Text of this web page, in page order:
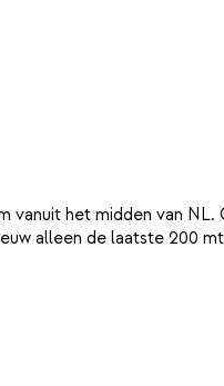
het midden van
alleen de laatste 200